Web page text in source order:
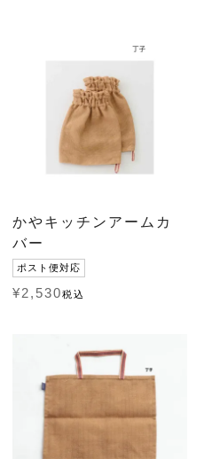
かやキッチンアームカ
バー
ポスト便対応
¥2,530税込